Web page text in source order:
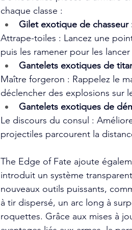
chaque classe :
Gilet exotique de chasseur
Attrape-toiles : Lancez une
puis les ramener pour les
Gantelets exotiques de
Maître forgeron : Rappelez le
déclencher des explosions sur
Gantelets exotiques de
Le discours du consul :
projectiles parcourent la
The Edge of Fate ajoute
introduit un système
nouveaux outils puissants,
à tir dispersé, un arc long à
roquettes. Grâce aux mises à